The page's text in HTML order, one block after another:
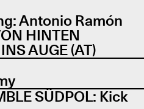
Antonio Ramón
HINTEN
AUGE (AT)
SÜDPOL: Kick